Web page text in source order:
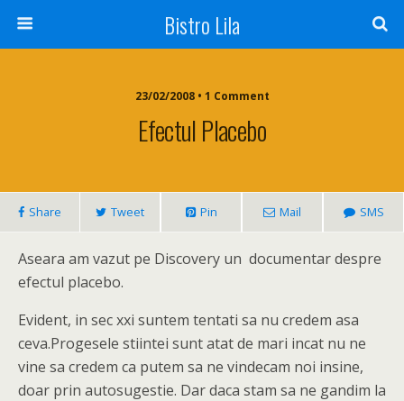
Bistro Lila
23/02/2008 • 1 Comment
Efectul Placebo
Share Tweet Pin Mail SMS
Aseara am vazut pe Discovery un documentar despre
efectul placebo.
Evident, in sec xxi suntem tentati sa nu credem asa
ceva.Progesele stiintei sunt atat de mari incat nu ne
vine sa credem ca putem sa ne vindecam noi insine,
doar prin autosugestie. Dar daca stam sa ne gandim la